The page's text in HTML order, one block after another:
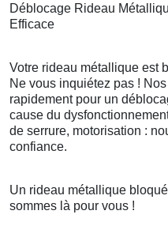
Déblocage Rideau
Efficace
Votre rideau métallique est
Ne vous inquiétez pas !
rapidement pour un
cause du
de serrure, motorisation :
confiance.
Un rideau métallique
sommes là pour vous !